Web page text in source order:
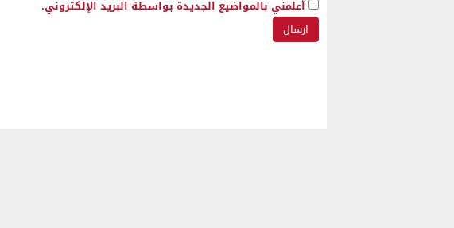
أعلمني بالمواضيع الجديدة بواسطة البريد الإلكتروني.